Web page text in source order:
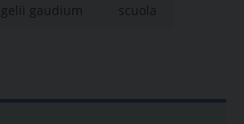
gaudium scuola